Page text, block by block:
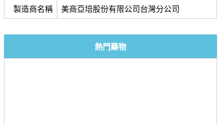
製造商名稱 美商亞培股份有限公司台灣分公司
熱門藥物